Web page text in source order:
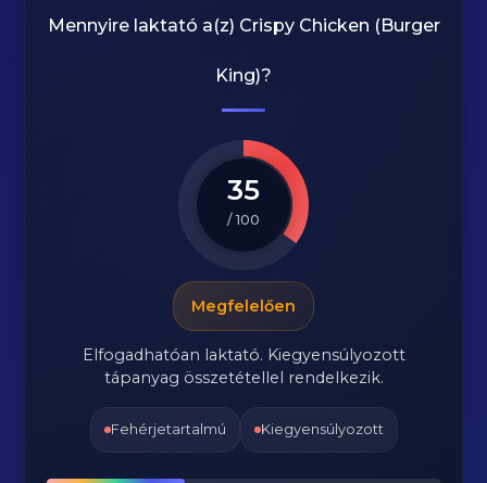
Mennyire laktató a(z) Crispy Chicken (Burger
King)?
35
/ 100
Megfelelően
Elfogadhatóan laktató. Kiegyensúlyozott
tápanyag összetétellel rendelkezik.
Fehérjetartalmú Kiegyensúlyozott